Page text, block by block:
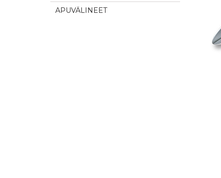
APUVÄLINEET